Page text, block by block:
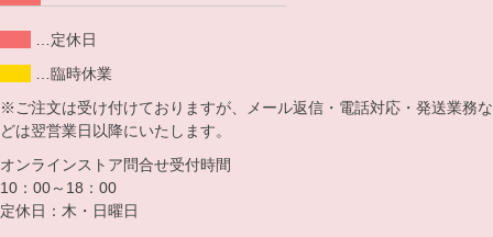
…定休日
…臨時休業
※ご注文は受け付けておりますが、メール返信・電話対応・発送業務な
どは翌営業日以降にいたします。
オンラインストア問合せ受付時間
10：00～18：00
定休日：木・日曜日